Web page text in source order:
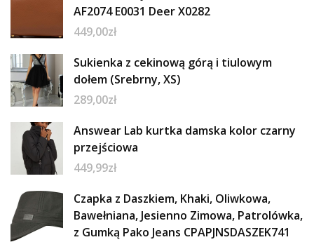
AF2074 E0031 Deer X0282
449,00zł
Sukienka z cekinową górą i tiulowym
dołem (Srebrny, XS)
289,00zł
Answear Lab kurtka damska kolor czarny
przejściowa
449,99zł
Czapka z Daszkiem, Khaki, Oliwkowa,
Bawełniana, Jesienno Zimowa, Patrolówka,
z Gumką Pako Jeans CPAPJNSDASZEK741